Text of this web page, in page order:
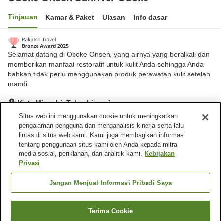
Tinjauan Kamar & Paket Ulasan Info dasar
Selamat datang di Oboke Onsen, yang airnya yang beralkali dan
memberikan manfaat restoratif untuk kulit Anda sehingga Anda
bahkan tidak perlu menggunakan produk perawatan kulit setelah
mandi.
Kota Miyoshi, Tokushima, Jepang
Lihat di peta
Hebat Ulasan:157
Fasilitas properti
Tempat parkir
Sauna
Mesin penjual otomatis
Cari kamar
Situs web ini menggunakan cookie untuk meningkatkan
pengalaman pengguna dan menganalisis kinerja serta lalu
lintas di situs web kami. Kami juga membagikan informasi
tentang penggunaan situs kami oleh Anda kepada mitra
media sosial, periklanan, dan analitik kami. Kebijakan
Privasi
Jangan Menjual Informasi Pribadi Saya
Terima Cookie